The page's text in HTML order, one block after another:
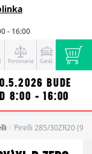
- 16:00
Porovnanie Garáž
BUDE
8:00 - 16:00
Pirelli 285/30ZR20